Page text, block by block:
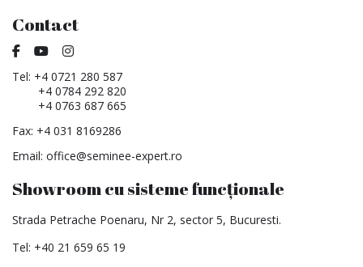
Contact
Tel: +4 0721 280 587
+4 0784 292 820
+4 0763 687 665
Fax: +4 031 8169286
Email: office@seminee-expert.ro
Showroom cu sisteme funcționale
Strada Petrache Poenaru, Nr 2, sector 5, Bucuresti.
Tel: +40 21 659 65 19